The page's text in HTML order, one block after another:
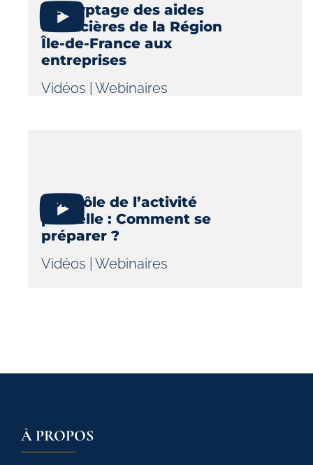
Décryptage des aides
financières de la Région
Île-de-France aux
entreprises
Vidéos |Webinaires
Contrôle de l’activité
partielle : Comment se
préparer ?
Vidéos |Webinaires
À PROPOS